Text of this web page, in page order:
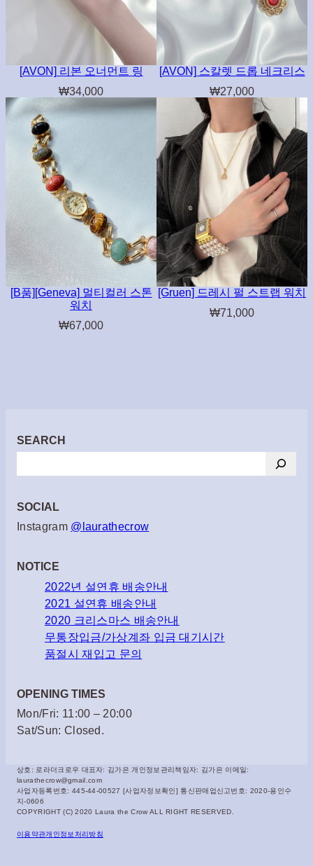
[AVON] 리본 오너먼트 링
₩34,000
[AVON] 스칼렛 드롭 네크리스
₩27,000
[B품][Geneva] 멀티컬러 스톤
워치
₩67,000
[Gruen] 드레시 펄 스트랩 워치
₩71,000
SEARCH
색
SOCIAL
Instagram @laurathecrow
NOTICE
2022년 설연휴 배송안내
2021 설연휴 배송안내
2020 크리스마스 배송안내
무통장입금/가상계좌 입금 대기시간
품절시 재입고 문의
OPENING TIMES
Mon/Fri: 11:00 – 20:00
Sat/Sun: Closed.
상호: 로라더크로우 대표자: 김가은 개인정보관리책임자: 김가은 이메일:
laurathecrow@gmail.com
사업자등록번호: 445-44-00527 [사업자정보확인] 통신판매업신고번호: 2020-용인수
지-0606
COPYRIGHT (C) 2020 Laura the Crow ALL RIGHT RESERVED.
이용약관개인정보처리방침